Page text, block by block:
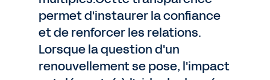
permet d'instaurer la confiance
et de renforcer les relations.
Lorsque la question d'un
renouvellement se pose, l'impact